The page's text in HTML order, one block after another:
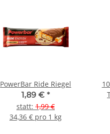
PowerBar Ride Riegel
1,89 € *
statt: 1,99 €
34,36 € pro 1 kg